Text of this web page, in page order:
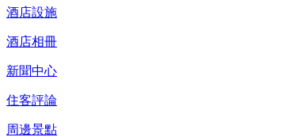
酒店設施
酒店相冊
新聞中心
住客評論
周邊景點